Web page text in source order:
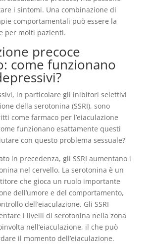
i sintomi. Una combinazione di
comportamentali può essere la
per molti pazienti.
precoce
come funzionano
in particolare gli inibitori selettivi
della serotonina (SSRI), sono
come farmaco per l’eiaculazione
funzionano esattamente questi
con questo problema sessuale?
in precedenza, gli SSRI aumentano i
nel cervello. La serotonina è un
che gioca un ruolo importante
dell’umore e del comportamento,
dell’eiaculazione. Gli SSRI
i livelli di serotonina nella zona
nell’eiaculazione, il che può
il momento dell’eiaculazione.